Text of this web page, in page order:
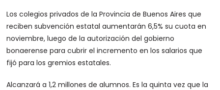
Los colegios privados de la Provincia de Buenos Aires que
reciben subvención estatal aumentarán 6,5% su cuota en
noviembre, luego de la autorización del gobierno
bonaerense para cubrir el incremento en los salarios que
fijó para los gremios estatales.
Alcanzará a 1,2 millones de alumnos. Es la quinta vez que la